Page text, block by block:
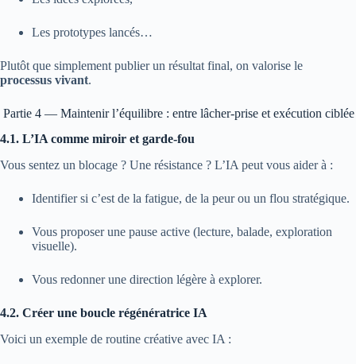
Les prototypes lancés…
Plutôt que simplement publier un résultat final, on valorise le
processus vivant.
Partie 4 — Maintenir l’équilibre : entre lâcher-prise et exécution ciblée
4.1. L’IA comme miroir et garde-fou
Vous sentez un blocage ? Une résistance ? L’IA peut vous aider à :
Identifier si c’est de la fatigue, de la peur ou un flou stratégique.
Vous proposer une pause active (lecture, balade, exploration
visuelle).
Vous redonner une direction légère à explorer.
4.2. Créer une boucle régénératrice IA
Voici un exemple de routine créative avec IA :